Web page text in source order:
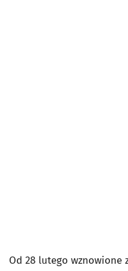
Od 28 lutego wznowione